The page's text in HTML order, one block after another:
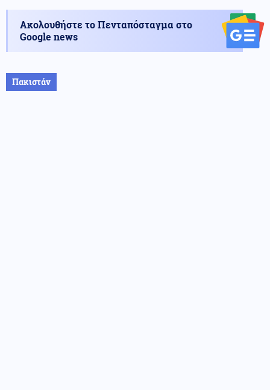
Ακολουθήστε το Πενταπόσταγμα στο
Google news
Πακιστάν